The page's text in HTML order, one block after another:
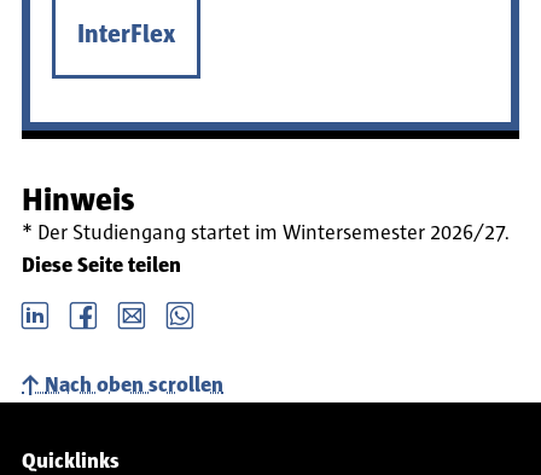
InterFlex
Hinweis
* Der Studiengang startet im Wintersemester 2026/27.
Diese Seite teilen
LinkedIn Facebook email Whatsapp
Nach oben scrollen
Service-Navigation
Quicklinks